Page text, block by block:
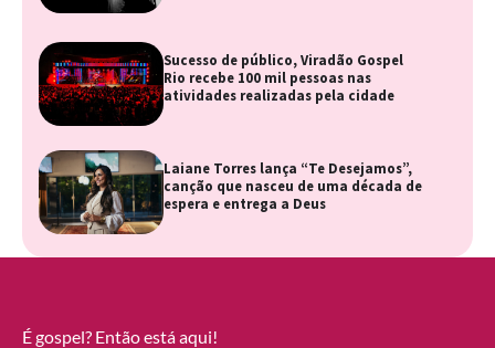
Sucesso de público, Viradão Gospel
Rio recebe 100 mil pessoas nas
atividades realizadas pela cidade
Laiane Torres lança “Te Desejamos”,
canção que nasceu de uma década de
espera e entrega a Deus
É gospel? Então está aqui!